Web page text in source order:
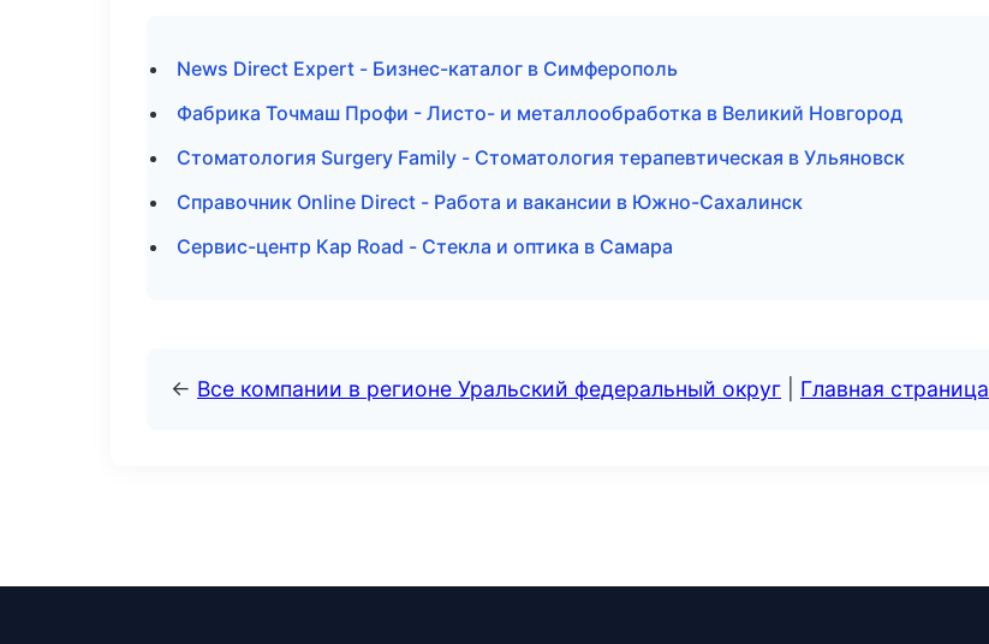
News Direct Expert - Бизнес-каталог в Симферополь
Фабрика Точмаш Профи - Листо- и металлообработка в Великий Новгород
Стоматология Surgery Family - Стоматология терапевтическая в Ульяновск
Справочник Online Direct - Работа и вакансии в Южно-Сахалинск
Сервис-центр Кар Road - Стекла и оптика в Самара
← Все компании в регионе Уральский федеральный округ Главная страница